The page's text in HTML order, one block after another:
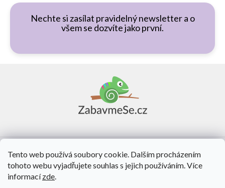
Tento web používá soubory cookie. Dalším procházením
tohoto webu vyjadřujete souhlas s jejich používáním. Více
informacízde.
Nechte si zasílat pravidelný newsletter a o
všem se dozvíte jako první.
O nás